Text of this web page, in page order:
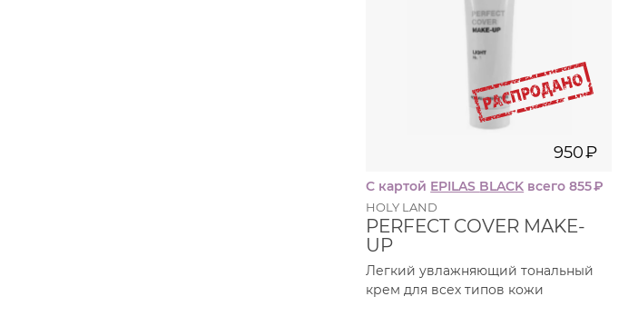
№2, 30
950
950₽
С картой EPILAS BLACK всего 855₽
HOLY LAND
PERFECT COVER MAKE-
UP
Легкий увлажняющий тональный
крем для всех типов кожи